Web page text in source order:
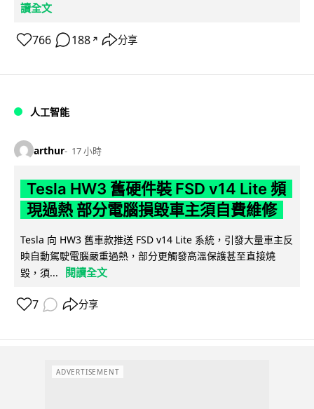
讀全文
766 188 ↗ 分享
人工智能
arthur 17 小時
Tesla HW3 舊硬件裝 FSD v14 Lite 頻
現過熱 部分電腦損毀車主須自費維修
Tesla 向 HW3 舊車款推送 FSD v14 Lite 系統，引發大量車主反
映自動駕駛電腦嚴重過熱，部分更觸發高溫保護甚至直接燒
毀，須...
閱讀全文
7 分享
ADVERTISEMENT